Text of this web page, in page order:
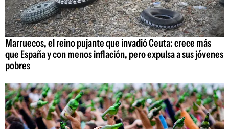
Marruecos, el reino pujante que invadió Ceuta: crece más
que España y con menos inflación, pero expulsa a sus jóvenes
pobres